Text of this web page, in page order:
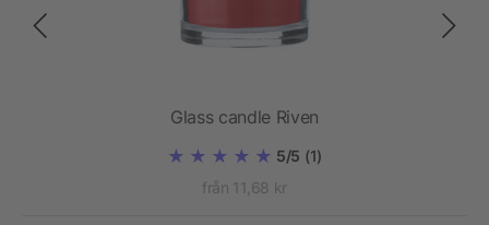
Glass candle Riven
5/5 (1)
från 11,68 kr